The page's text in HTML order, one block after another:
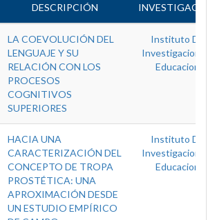
DESCRIPCIÓN
INVESTIGACIÓN
LA COEVOLUCIÓN DEL
LENGUAJE Y SU
RELACIÓN CON LOS
PROCESOS
COGNITIVOS
SUPERIORES
Instituto De
Investigacion En
Educacion
HACIA UNA
CARACTERIZACIÓN DEL
CONCEPTO DE TROPA
PROSTÉTICA: UNA
APROXIMACIÓN DESDE
UN ESTUDIO EMPÍRICO
Instituto De
Investigacion En
Educacion